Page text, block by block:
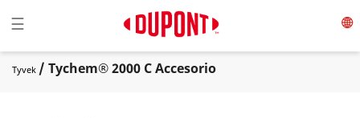
Toggle navigation
☰
Tyvek / Tychem® 2000 C Accesorio